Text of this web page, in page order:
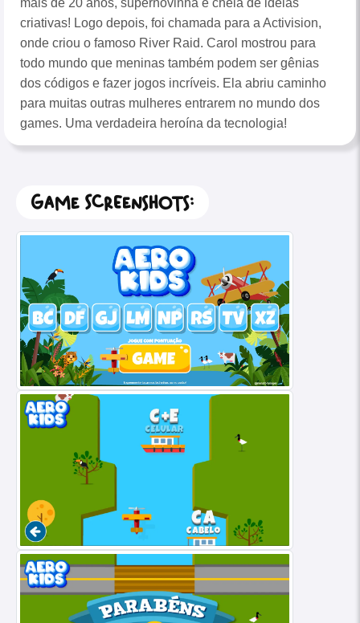
criativas! Logo depois, foi chamada para a Activision,
onde criou o famoso River Raid. Carol mostrou para
todo mundo que meninas também podem ser gênias
dos códigos e fazer jogos incríveis. Ela abriu caminho
para muitas outras mulheres entrarem no mundo dos
games. Uma verdadeira heroína da tecnologia!
Game Screenshots: